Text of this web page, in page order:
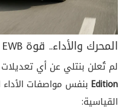
المحرك والأداء.. قوة Bentayga EWB المعتادة
لم تُعلن بنتلي عن أي
Edition بنفس مواصفات الأداء
القياسية: